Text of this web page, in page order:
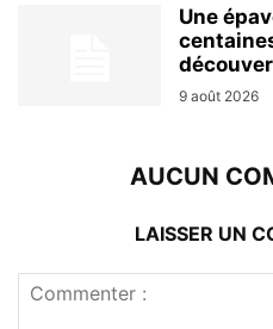
Une
9 août 2026
AUCUN
LAISSER UN